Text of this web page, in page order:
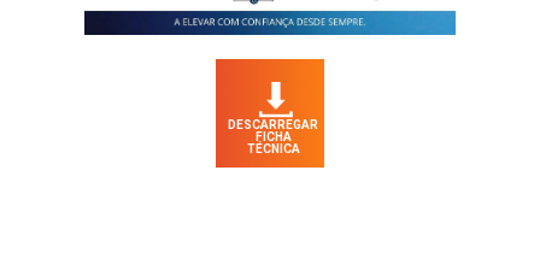
DESCARREGAR
FICHA
TÉCNICA